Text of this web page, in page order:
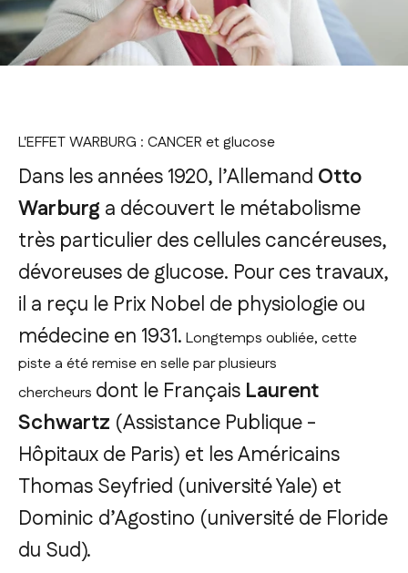
L'EFFET WARBURG : CANCER et glucose
Dans les années 1920, l’Allemand Otto
Warburg a découvert le métabolisme
très particulier des cellules cancéreuses,
dévoreuses de glucose. Pour ces travaux,
il a reçu le Prix Nobel de physiologie ou
médecine en 1931. Longtemps oubliée, cette
piste a été remise en selle par plusieurs
chercheurs dont le Français Laurent
Schwartz (Assistance Publique -
Hôpitaux de Paris) et les Américains
Thomas Seyfried (université Yale) et
Dominic d’Agostino (université de Floride
du Sud).